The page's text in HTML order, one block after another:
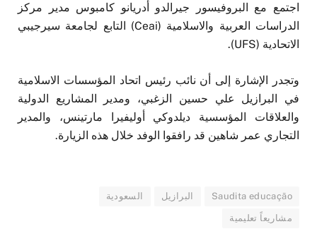
اجتمع مع البروفيسور جيرالدو أدريانو كامبوس مدير مركز
الدراسات العربية والاسلامية (Ceai) التابع لجامعة سيرجيبي
الاتحادية (UFS).
وتجدر الإشارة إلى أن نائب رئيس اتحاد المؤسسات الاسلامية
في البرازيل علي حسين الزغبي، ومدير المشاريع الدولية
والعلاقات المؤسسية ديلدوكي أوليفيرا مارتينس، والمدير
التجاري عمر شاهين قد رافقوا الوفد خلال هذه الزيارة.
Saudita educação البرازيل السعودية
مشاريعاً تعليمية